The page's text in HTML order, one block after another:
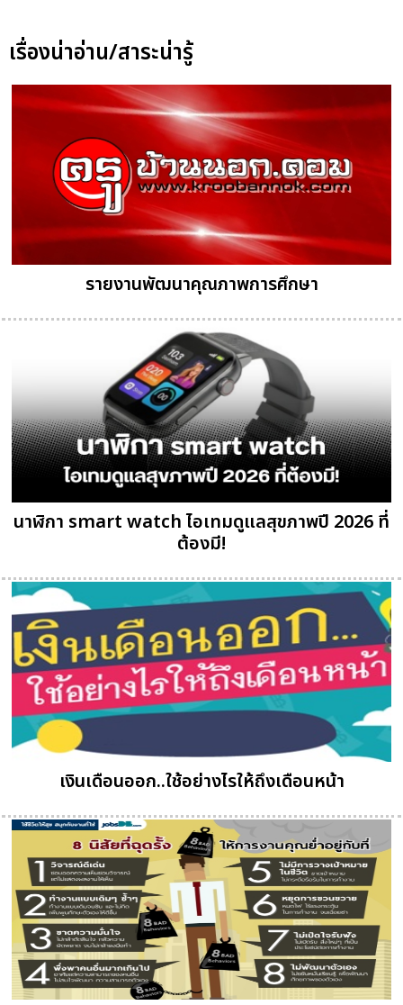
เรื่องน่าอ่าน/สาระน่ารู้
รายงานพัฒนาคุณภาพการศึกษา
นาฬิกา smart watch ไอเทมดูแลสุขภาพปี 2026 ที่
ต้องมี!
เงินเดือนออก..ใช้อย่างไรให้ถึงเดือนหน้า